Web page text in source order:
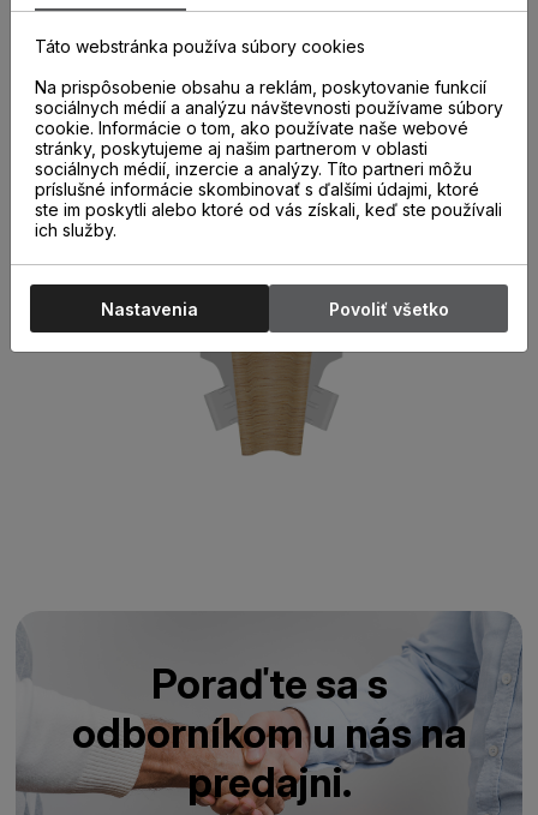
správne a kvalitne nainštalovaných parketových líšt. Ich
použitie nielen urýchľuje montáž líšt, ale aj chráni miesta
spojov pred poškodením.
Poraďte sa s
odborníkom u nás na
predajni.
Táto webstránka používa súbory cookies
Na prispôsobenie obsahu a reklám, poskytovanie funkcií
sociálnych médií a analýzu návštevnosti používame súbory
cookie. Informácie o tom, ako používate naše webové
stránky, poskytujeme aj našim partnerom v oblasti
sociálnych médií, inzercie a analýzy. Títo partneri môžu
príslušné informácie skombinovať s ďalšími údajmi, ktoré
ste im poskytli alebo ktoré od vás získali, keď ste používali
ich služby.
Nastavenia Povoliť všetko